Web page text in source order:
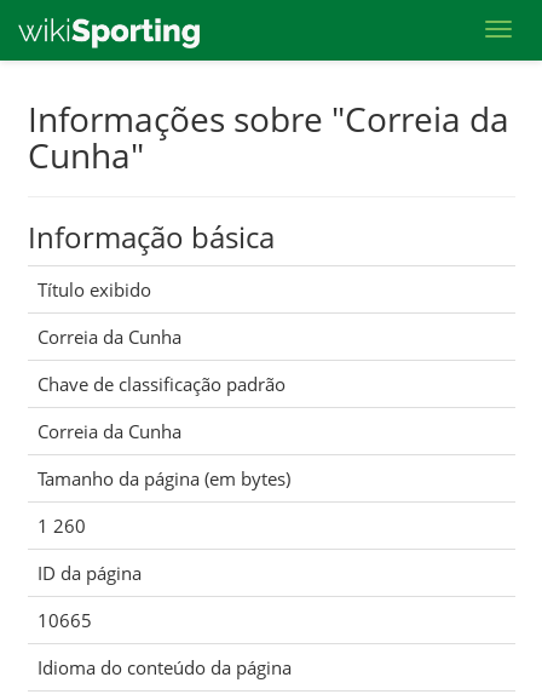
main
Informações sobre "Correia da
Cunha"
Informação básica
Título exibido
Correia da Cunha
Chave de classificação padrão
Correia da Cunha
Tamanho da página (em bytes)
1 260
ID da página
10665
Idioma do conteúdo da página